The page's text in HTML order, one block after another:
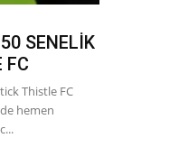
SENELİK
FC
Thistle FC
hemen